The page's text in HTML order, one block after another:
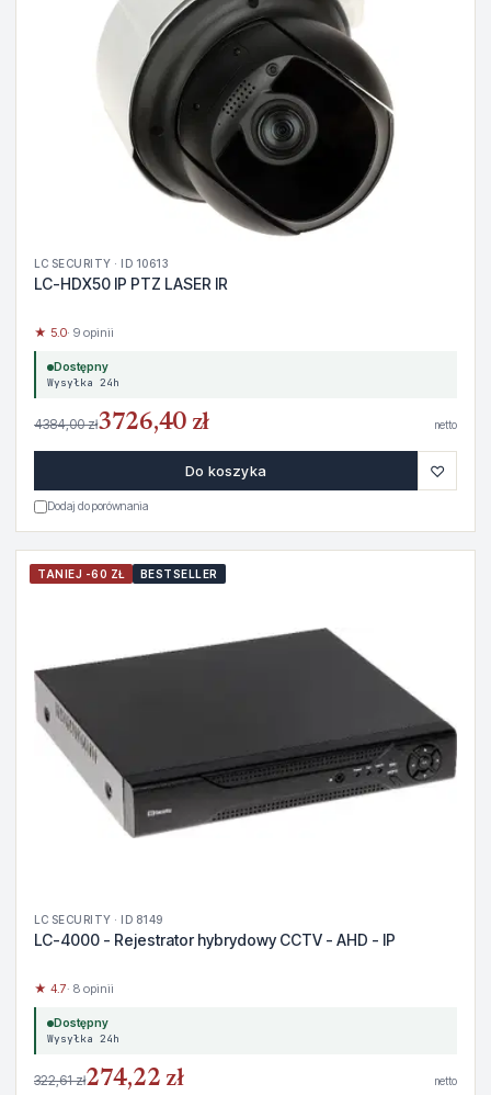
LC SECURITY · ID 10613
LC-HDX50 IP PTZ LASER IR
★ 5.0· 9 opinii
Dostępny
Wysyłka 24h
4384,00 zł3726,40 zł netto
Do koszyka ♡
Dodaj do porównania
TANIEJ -60 ZŁ BESTSELLER
LC SECURITY · ID 8149
LC-4000 - Rejestrator hybrydowy CCTV - AHD - IP
★ 4.7· 8 opinii
Dostępny
Wysyłka 24h
322,61 zł274,22 zł netto